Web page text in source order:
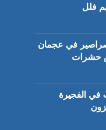
في عجمان
الفجيرة